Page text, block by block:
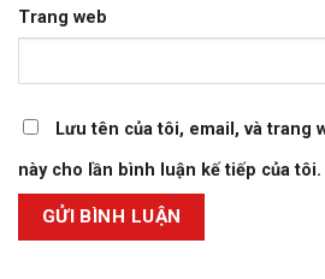
Trang web
Lưu tên của tôi, email, và trang
này cho lần bình luận kế tiếp của tôi.